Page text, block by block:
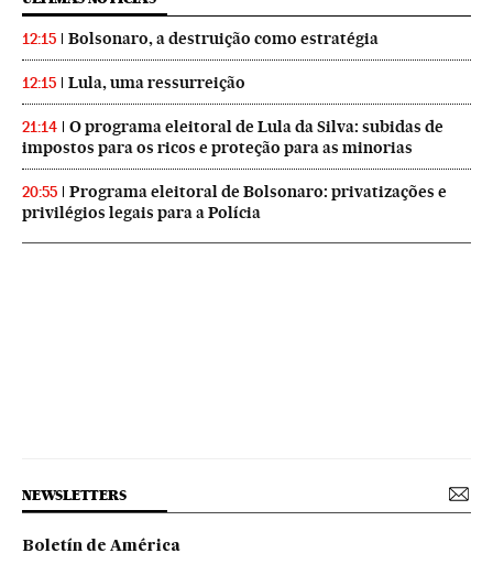
12:15 Bolsonaro, a destruição como estratégia
12:15 Lula, uma ressurreição
21:14
O programa eleitoral de Lula da Silva: subidas de
impostos para os ricos e proteção para as minorias
20:55
Programa eleitoral de Bolsonaro: privatizações e
privilégios legais para a Polícia
NEWSLETTERS
Boletín de América